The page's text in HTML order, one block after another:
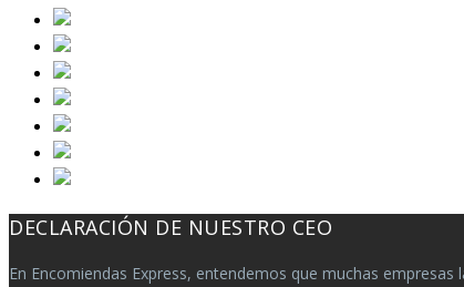
DECLARACIÓN DE NUESTRO CEO
En Encomiendas Express, entendemos que muchas